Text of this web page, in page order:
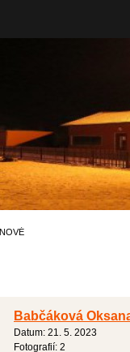
Babčáková
Datum: 21. 5. 2023
Fotografií: 2